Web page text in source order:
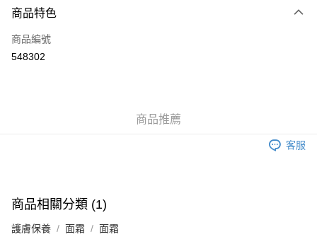
信用卡
Apple Pay
相關說明
銀行匯款 請將存款存到以下銀行帳戶，並於存款單據寫上訂單編號後電郵至
eshop@colourmix-cosmetics.com** **我們不會處理沒有提供存款單據的訂
送貨方式
商品特色
商品編號
548302
商品推薦
客服
商品相關分類 (1)
護膚保養 面霜 面霜